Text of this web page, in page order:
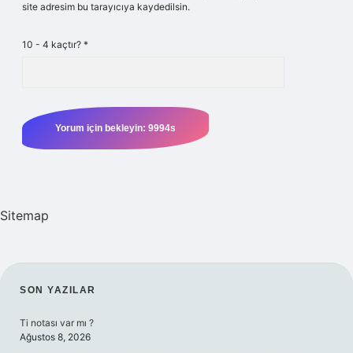
site adresim bu tarayıcıya kaydedilsin.
10 - 4 kaçtır? *
Sitemap
SIDEBAR
SON YAZILAR
Ti notası var mı ?
Ağustos 8, 2026